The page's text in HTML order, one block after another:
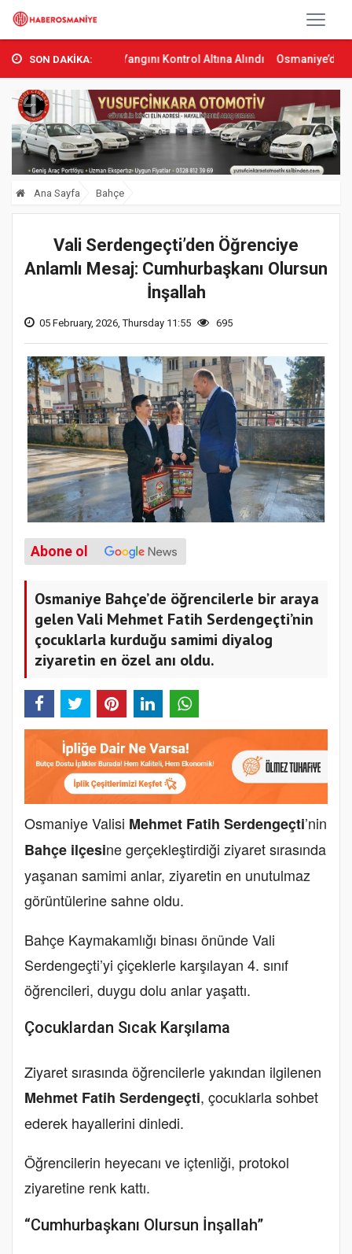
SON DAKİKA:
Orman Yangını Kontrol Altına Alındı Osmaniye’de Tren
Ana Sayfa Bahçe
Vali Serdengeçti’den Öğrenciye
Anlamlı Mesaj: Cumhurbaşkanı Olursun
İnşallah
05 February, 2026, Thursday 11:55 695
Abone ol
Osmaniye Bahçe’de öğrencilerle bir araya
gelen Vali Mehmet Fatih Serdengeçti’nin
çocuklarla kurduğu samimi diyalog
ziyaretin en özel anı oldu.
Osmaniye Valisi Mehmet Fatih Serdengeçti’nin
Bahçe ilçesine gerçekleştirdiği ziyaret sırasında
yaşanan samimi anlar, ziyaretin en unutulmaz
görüntülerine sahne oldu.
Bahçe Kaymakamlığı binası önünde Vali
Serdengeçti’yi çiçeklerle karşılayan 4. sınıf
öğrencileri, duygu dolu anlar yaşattı.
Çocuklardan Sıcak Karşılama
Ziyaret sırasında öğrencilerle yakından ilgilenen
Mehmet Fatih Serdengeçti, çocuklarla sohbet
ederek hayallerini dinledi.
Öğrencilerin heyecanı ve içtenliği, protokol
ziyaretine renk kattı.
“Cumhurbaşkanı Olursun İnşallah”